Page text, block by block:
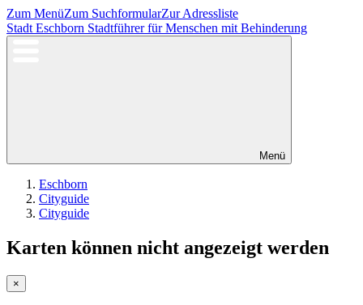
Zum MenüZum SuchformularZur Adressliste
Stadt Eschborn Stadtführer für Menschen mit Behinderung
Menü
Eschborn
Cityguide
Cityguide
Karten können nicht angezeigt werden
×